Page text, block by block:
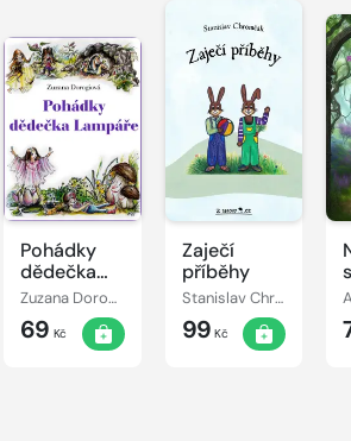
Pohádky
dědečka
Lampáře Zuzana Dorogiová
69 Kč
Zaječí
příběhy
Stanislav Chromčák
99 Kč